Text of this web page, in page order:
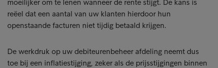
moeilijker om te lenen wanneer de rente stijgt. De kans is
reëel dat een aantal van uw klanten hierdoor hun
openstaande facturen niet tijdig betaald krijgen.
De werkdruk op uw debiteurenbeheer afdeling neemt dus
toe bij een inflatiestijging, zeker als de prijsstijgingen binnen